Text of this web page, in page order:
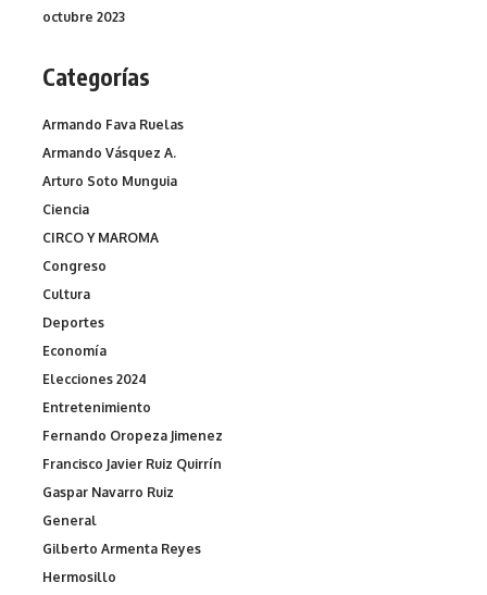
octubre 2023
Categorías
Armando Fava Ruelas
Armando Vásquez A.
Arturo Soto Munguia
Ciencia
CIRCO Y MAROMA
Congreso
Cultura
Deportes
Economía
Elecciones 2024
Entretenimiento
Fernando Oropeza Jimenez
Francisco Javier Ruiz Quirrín
Gaspar Navarro Ruiz
General
Gilberto Armenta Reyes
Hermosillo